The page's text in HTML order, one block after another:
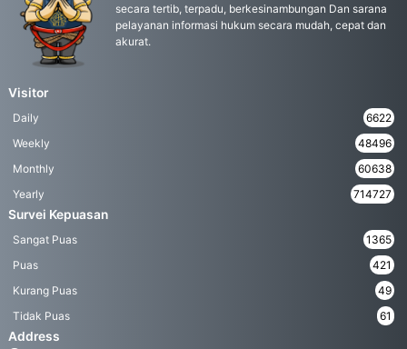
secara tertib, terpadu, berkesinambungan Dan sarana
pelayanan informasi hukum secara mudah, cepat dan
akurat.
Visitor
Daily
6622
Weekly
48496
Monthly
60638
Yearly
714727
Survei Kepuasan
Sangat Puas
1365
Puas
421
Kurang Puas
49
Tidak Puas
61
Address